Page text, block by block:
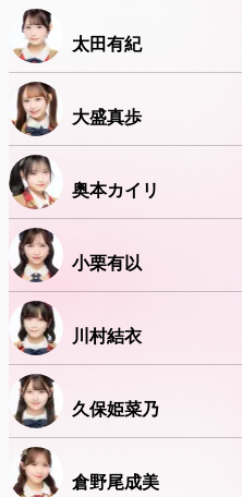
太田有紀
大盛真歩
奥本カイリ
小栗有以
川村結衣
久保姫菜乃
倉野尾成美